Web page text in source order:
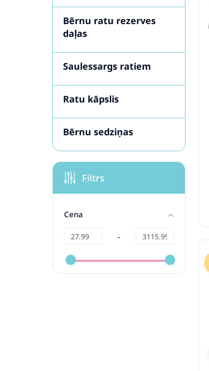
Bērnu ratu rezerves
daļas
Saulessargs ratiem
Ratu kāpslis
Bērnu sedziņas
Filtrs
Cena
-